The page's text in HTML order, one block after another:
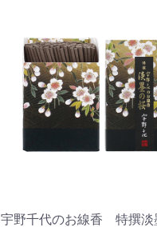
宇野千代のお線香 特撰淡